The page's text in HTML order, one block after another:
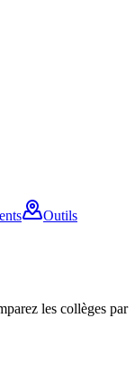
Outils
les collèges par